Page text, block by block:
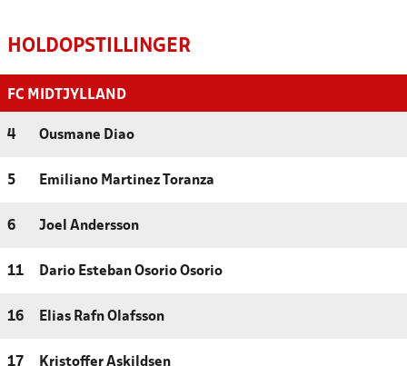
HOLDOPSTILLINGER
FC MIDTJYLLAND
4 Ousmane Diao
5 Emiliano Martinez Toranza
6 Joel Andersson
11 Dario Esteban Osorio Osorio
16 Elias Rafn Olafsson
17 Kristoffer Askildsen